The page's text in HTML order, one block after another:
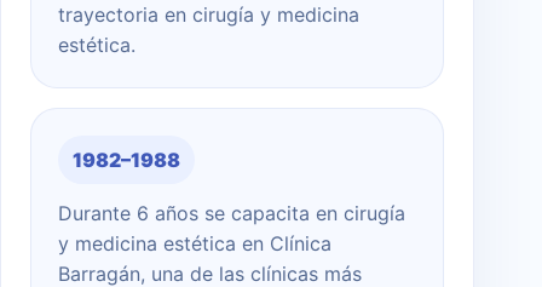
trayectoria en cirugía y medicina
estética.
1982–1988
Durante 6 años se capacita en cirugía
y medicina estética en Clínica
Barragán, una de las clínicas más